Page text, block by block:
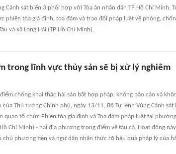
Cảnh sát biển 3 phối hợp với Tòa án nhân dân TP Hồ Chí Minh,
phiên tòa giả định, tọa đàm và trao đổi pháp luật về phòng,
và xã Long Hải (TP Hồ Chí Minh).
trong lĩnh vực thủy sản sẽ bị xử lý nghiêm
chống khai thác hải sản bất hợp pháp, không báo cáo và
Thủ tướng Chính phủ, ngày 13/11, Bộ Tư lệnh Vùng Cảnh sát
tổ chức Phiên tòa giả định và Tọa đàm pháp luật tại phường
Chí Minh) - hai địa phương trọng điểm về tàu cá. Hoạt động
chủ phương tiện và ngư dân nhận thức rõ hậu quả pháp lý của